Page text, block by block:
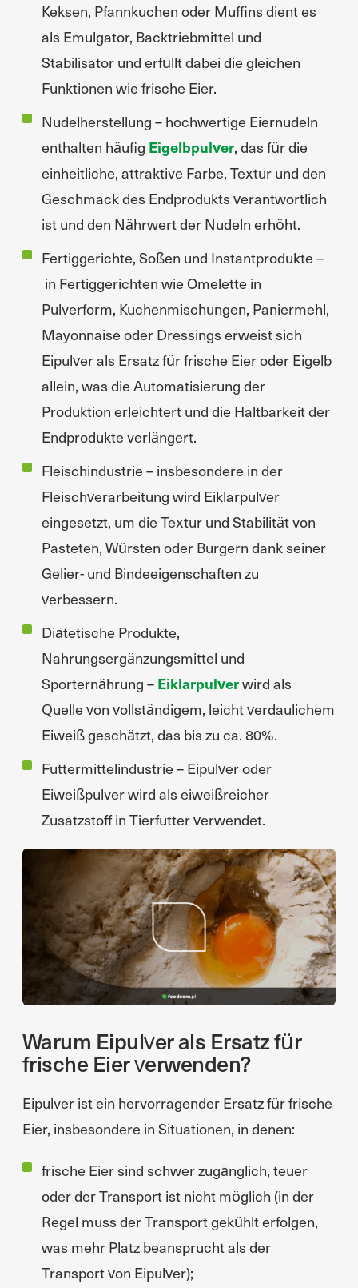
Keksen, Pfannkuchen oder Muffins dient es
als Emulgator, Backtriebmittel und
Stabilisator und erfüllt dabei die gleichen
Funktionen wie frische Eier.
Nudelherstellung – hochwertige Eiernudeln
enthalten häufig Eigelbpulver, das für die
einheitliche, attraktive Farbe, Textur und den
Geschmack des Endprodukts verantwortlich
ist und den Nährwert der Nudeln erhöht.
Fertiggerichte, Soßen und Instantprodukte –
in Fertiggerichten wie Omelette in
Pulverform, Kuchenmischungen, Paniermehl,
Mayonnaise oder Dressings erweist sich
Eipulver als Ersatz für frische Eier oder Eigelb
allein, was die Automatisierung der
Produktion erleichtert und die Haltbarkeit der
Endprodukte verlängert.
Fleischindustrie – insbesondere in der
Fleischverarbeitung wird Eiklarpulver
eingesetzt, um die Textur und Stabilität von
Pasteten, Würsten oder Burgern dank seiner
Gelier- und Bindeeigenschaften zu
verbessern.
Diätetische Produkte,
Nahrungsergänzungsmittel und
Sporternährung – Eiklarpulverwird als
Quelle von vollständigem, leicht verdaulichem
Eiweiß geschätzt, das bis zu ca. 80%.
Futtermittelindustrie – Eipulver oder
Eiweißpulver wird als eiweißreicher
Zusatzstoff in Tierfutter verwendet.
Warum Eipulver als Ersatz für
frische Eier verwenden?
Eipulver ist ein hervorragender Ersatz für frische
Eier, insbesondere in Situationen, in denen:
frische Eier sind schwer zugänglich, teuer
oder der Transport ist nicht möglich (in der
Regel muss der Transport gekühlt erfolgen,
was mehr Platz beansprucht als der
Transport von Eipulver);